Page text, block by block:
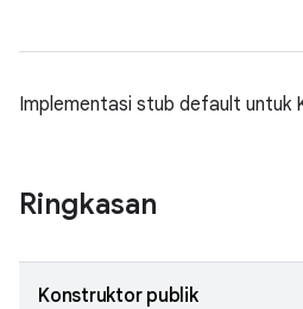
Implementasi stub default untuk
Ringkasan
Konstruktor publik